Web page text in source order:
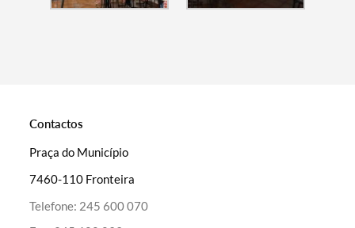
Filtros
Contactos
Praça do Município
7460-110 Fronteira
Telefone: 245 600 070